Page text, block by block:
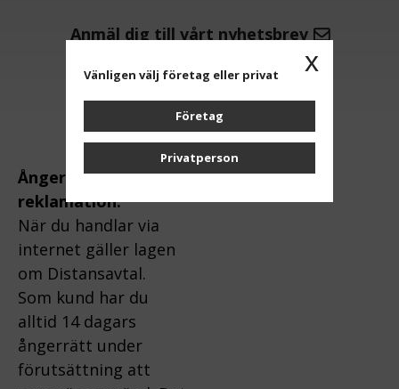
Anmäl dig till vårt nyhetsbrev
Ångerrätt och
reklamation:
När du handlar via
internet gäller lagen
om Distansavtal.
Som kund har du
alltid 14 dagars
ångerrätt under
förutsättning att
x
Vänligen välj företag eller privat
Företag
Privatperson